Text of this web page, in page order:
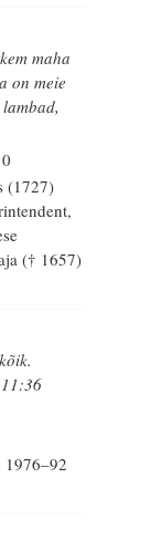
maha
on meie
(1727)
(† 1657)